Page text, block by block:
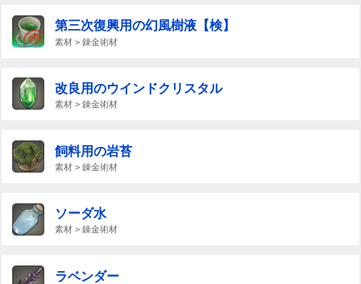
第三次復興用の幻風樹液【検】
素材 > 錬金術材
改良用のウインドクリスタル
素材 > 錬金術材
飼料用の岩苔
素材 > 錬金術材
ソーダ水
素材 > 錬金術材
ラベンダー